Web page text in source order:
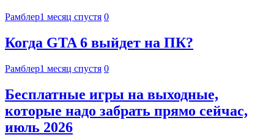
Рамблер1 месяц спустя 0
Когда GTA 6 выйдет на ПК?
Рамблер1 месяц спустя 0
Бесплатные игры на выходные,
которые надо забрать прямо сейчас,
июль 2026